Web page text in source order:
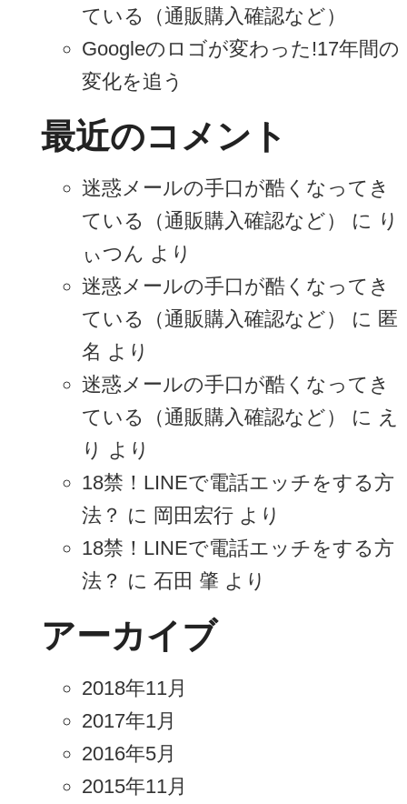
ている（通販購入確認など）
Googleのロゴが変わった!17年間の
変化を追う
最近のコメント
迷惑メールの手口が酷くなってき
ている（通販購入確認など）
に り
ぃつん より
迷惑メールの手口が酷くなってき
ている（通販購入確認など）
に 匿
名 より
迷惑メールの手口が酷くなってき
ている（通販購入確認など）
に え
り より
18禁！LINEで電話エッチをする方
法？ に 岡田宏行より
18禁！LINEで電話エッチをする方
法？ に 石田 肇 より
アーカイブ
2018年11月
2017年1月
2016年5月
2015年11月